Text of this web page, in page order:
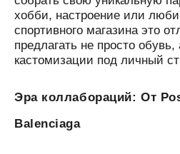
хобби, настроение или
спортивного магазина это
предлагать не просто
кастомизации под личный
Эра коллабораций: От
Balenciaga